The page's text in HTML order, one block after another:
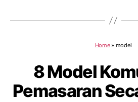
Home» model
8 Model
Pemasaran